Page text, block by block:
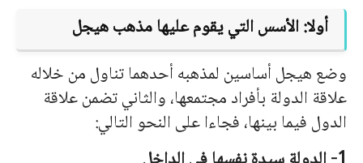
أولا: الأسس التي يقوم عليها مذهب هيجل
وضع هيجل أساسين لمذهبه أحدهما تناول من خلاله
علاقة الدولة بأفراد مجتمعها، والثاني تضمن علاقة
الدول فيما بينها، فجاءا على النحو التالي: